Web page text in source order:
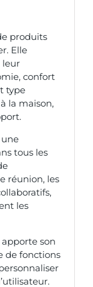
produits
Elle
leur
confort
type
la maison,
tous les
réunion, les
les
apporte son
de fonctions